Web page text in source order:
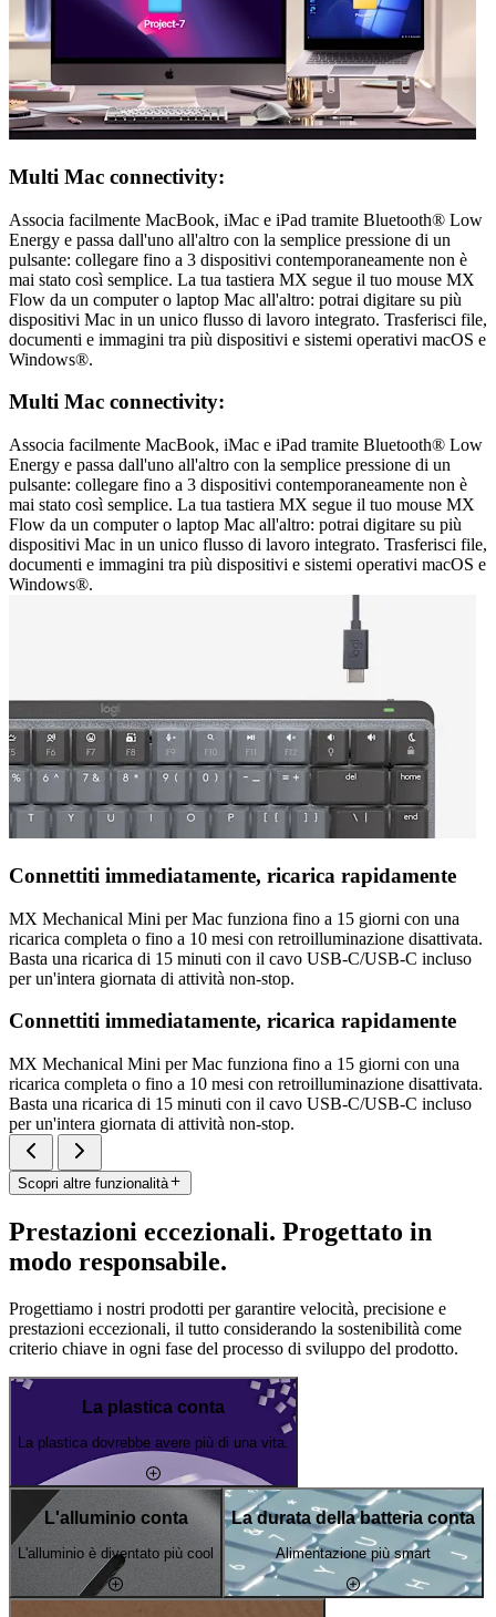
Multi Mac connectivity:
Associa facilmente MacBook, iMac e iPad tramite Bluetooth® Low
Energy e passa dall'uno all'altro con la semplice pressione di un
pulsante: collegare fino a 3 dispositivi contemporaneamente non è
mai stato così semplice. La tua tastiera MX segue il tuo mouse MX
Flow da un computer o laptop Mac all'altro: potrai digitare su più
dispositivi Mac in un unico flusso di lavoro integrato. Trasferisci file,
documenti e immagini tra più dispositivi e sistemi operativi macOS e
Windows®.
Multi Mac connectivity:
Associa facilmente MacBook, iMac e iPad tramite Bluetooth® Low
Energy e passa dall'uno all'altro con la semplice pressione di un
pulsante: collegare fino a 3 dispositivi contemporaneamente non è
mai stato così semplice. La tua tastiera MX segue il tuo mouse MX
Flow da un computer o laptop Mac all'altro: potrai digitare su più
dispositivi Mac in un unico flusso di lavoro integrato. Trasferisci file,
documenti e immagini tra più dispositivi e sistemi operativi macOS e
Windows®.
Connettiti immediatamente, ricarica rapidamente
MX Mechanical Mini per Mac funziona fino a 15 giorni con una
ricarica completa o fino a 10 mesi con retroilluminazione disattivata.
Basta una ricarica di 15 minuti con il cavo USB-C/USB-C incluso
per un'intera giornata di attività non-stop.
Connettiti immediatamente, ricarica rapidamente
MX Mechanical Mini per Mac funziona fino a 15 giorni con una
ricarica completa o fino a 10 mesi con retroilluminazione disattivata.
Basta una ricarica di 15 minuti con il cavo USB-C/USB-C incluso
per un'intera giornata di attività non-stop.
Scopri altre funzionalità
Prestazioni eccezionali. Progettato in
modo responsabile.
Progettiamo i nostri prodotti per garantire velocità, precisione e
prestazioni eccezionali, il tutto considerando la sostenibilità come
criterio chiave in ogni fase del processo di sviluppo del prodotto.
La plastica conta
La plastica dovrebbe avere più di una vita.
L'alluminio conta
L'alluminio è diventato più cool
La durata della batteria conta
Alimentazione più smart